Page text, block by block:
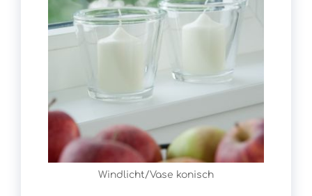
Windlicht/Vase konisch